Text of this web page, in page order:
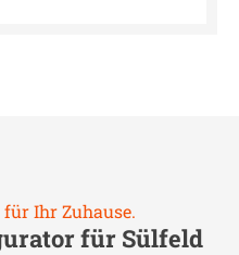
Ihr Zuhause.
für Sülfeld